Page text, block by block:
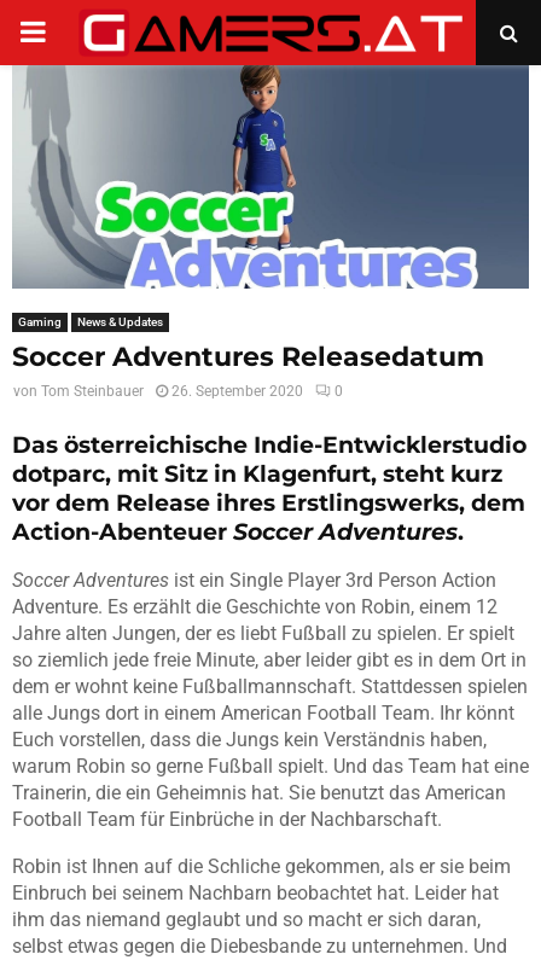
PRIMARY
MENU
Gaming News & Updates
Soccer Adventures Releasedatum
von Tom Steinbauer 26. September 2020 0
Das österreichische Indie-Entwicklerstudio
dotparc, mit Sitz in Klagenfurt, steht kurz
vor dem Release ihres Erstlingswerks, dem
Action-Abenteuer Soccer Adventures.
Soccer Adventures ist ein Single Player 3rd Person Action
Adventure. Es erzählt die Geschichte von Robin, einem 12
Jahre alten Jungen, der es liebt Fußball zu spielen. Er spielt
so ziemlich jede freie Minute, aber leider gibt es in dem Ort in
dem er wohnt keine Fußballmannschaft. Stattdessen spielen
alle Jungs dort in einem American Football Team. Ihr könnt
Euch vorstellen, dass die Jungs kein Verständnis haben,
warum Robin so gerne Fußball spielt. Und das Team hat eine
Trainerin, die ein Geheimnis hat. Sie benutzt das American
Football Team für Einbrüche in der Nachbarschaft.
Robin ist Ihnen auf die Schliche gekommen, als er sie beim
Einbruch bei seinem Nachbarn beobachtet hat. Leider hat
ihm das niemand geglaubt und so macht er sich daran,
selbst etwas gegen die Diebesbande zu unternehmen. Und